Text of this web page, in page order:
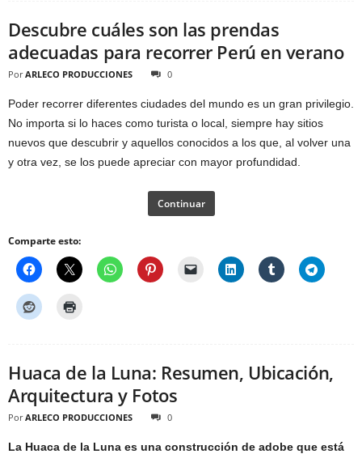
Descubre cuáles son las prendas
adecuadas para recorrer Perú en verano
Por ARLECO PRODUCCIONES 0
Poder recorrer diferentes ciudades del mundo es un gran privilegio.
No importa si lo haces como turista o local, siempre hay sitios
nuevos que descubrir y aquellos conocidos a los que, al volver una
y otra vez, se los puede apreciar con mayor profundidad.
Continuar
Comparte esto:
Huaca de la Luna: Resumen, Ubicación,
Arquitectura y Fotos
Por ARLECO PRODUCCIONES 0
La Huaca de la Luna es una construcción de adobe que está